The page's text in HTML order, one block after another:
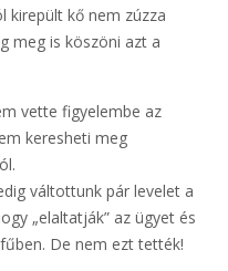
kirepült kő nem zúzza
meg is köszöni azt a
vette figyelembe az
keresheti meg
váltottunk pár levelet a
„elaltatják” az ügyet és
De nem ezt tették!